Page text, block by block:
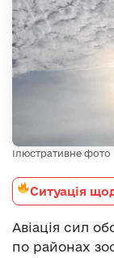
Ілюстративне фото
Ситуація
Авіація сил
по районах